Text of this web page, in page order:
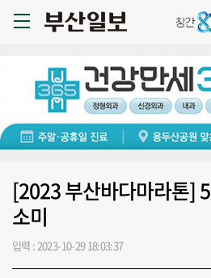
[2023 부산바다마라톤]
소미
입력 : 2023-10-29 18:03:37